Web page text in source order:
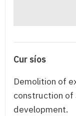
Cur síos
Demolition of
construction
development.